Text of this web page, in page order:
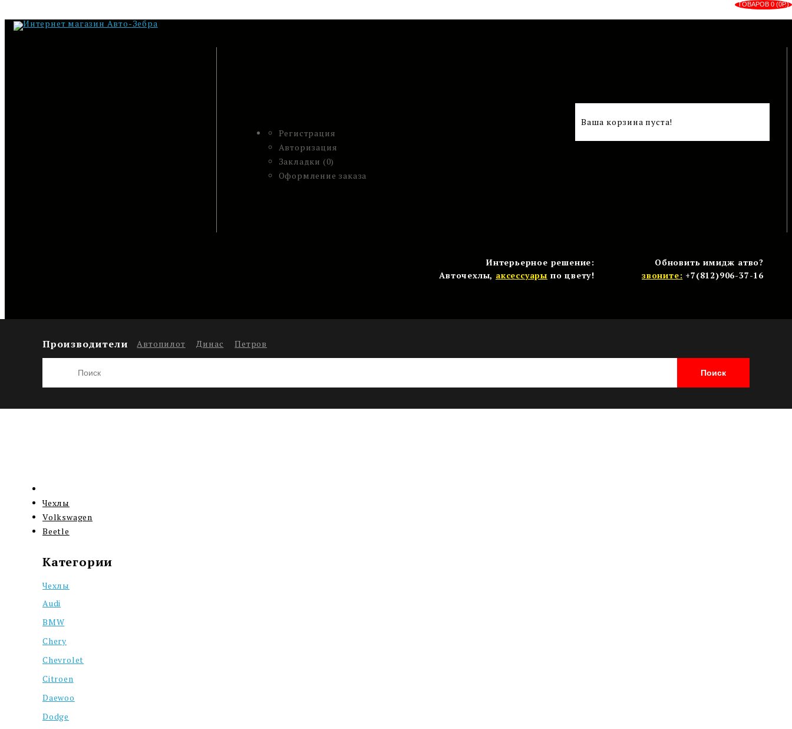
ТОВАРОВ 0 (0Р.)
Ваша корзина пуста!
Регистрация
Авторизация
Закладки (0)
Оформление заказа
Интерьерное решение:
Авточехлы, аксессуары по цвету!
Обновить имидж атво?
звоните: +7(812)906-37-16
Производители Автопилот Динас Петров
Поиск
Чехлы
Volkswagen
Beetle
Категории
Чехлы
Audi
BMW
Chery
Chevrolet
Citroen
Daewoo
Dodge